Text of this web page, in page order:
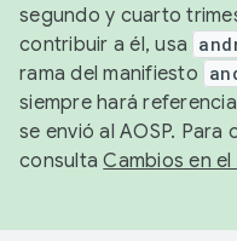
segundo y cuarto
contribuir a él, usa
rama del manifiesto
siempre hará
se envió al AOSP.
consultaCambios en el